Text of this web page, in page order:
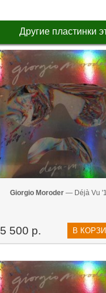
Другие пластинки
Giorgio Moroder — Déjà Vu
5 500 р. В